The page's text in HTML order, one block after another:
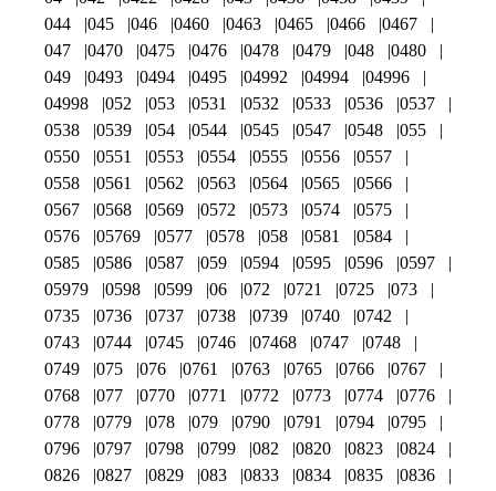
044
045 046 0460 0463 0465 0466
0467
047
0470 0475 0476 0478 0479 048
0480
049
0493 0494 0495 04992 04994
04996
04998
052 053 0531 0532 0533 0536
0537
0538
0539 054 0544 0545 0547 0548
055
0550
0551 0553 0554 0555 0556
0557
0558
0561 0562 0563 0564 0565
0566
0567
0568 0569 0572 0573 0574
0575
0576
05769 0577 0578 058 0581
0584
0585
0586 0587 059 0594 0595 0596
0597
05979
0598 0599 06 072 0721 0725
073
0735
0736 0737 0738 0739 0740
0742
0743
0744 0745 0746 07468 0747
0748
0749
075 076 0761 0763 0765 0766
0767
0768
077 0770 0771 0772 0773 0774
0776
0778
0779 078 079 0790 0791 0794
0795
0796
0797 0798 0799 082 0820 0823
0824
0826
0827 0829 083 0833 0834 0835
0836